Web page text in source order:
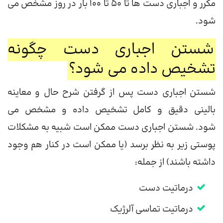
مکرر و اجباری دست ها تا 50 تا 100 بار در روز مشخص می
شود.
شستن اجباری دست چگونه
تشخیص داده می شود؟
شستن اجباری دست پس از گرفتن شرح حال و معاینه
بالینی دقیق و کامل تشخیص داده و مشخص می
شود. شستن اجباری دست ممکن است شبیه به مشکلات
پوستی زیر به نظر برسد (یا ممکن است در کنار هم وجود
داشته باشند) از جمله:
درماتیت دست
درماتیت تماسی آلرژیک